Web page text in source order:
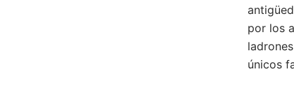
por los
únicos